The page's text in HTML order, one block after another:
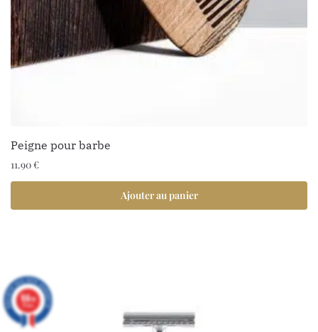
Peigne pour barbe
11.90€
Ajouter au panier
9.6 /10